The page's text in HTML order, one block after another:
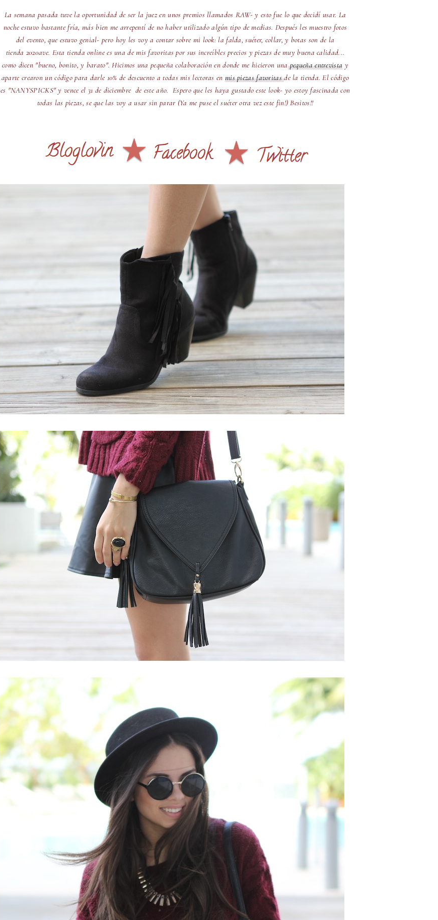
La semana pasada tuve la oportunidad de ser la juez en unos premios llamados RAW- y esto fue lo que decidí usar. La
noche estuvo bastante fría, más bien me arrepentí de no haber utilizado algún tipo de medias. Después les muestro fotos
del evento, que estuvo genial- pero hoy les voy a contar sobre mi look: la falda, suéter, collar, y botas son de la
tienda 2020ave. Esta tienda online es una de mis favoritas por sus increíbles precios y piezas de muy buena calidad...
como dicen "bueno, bonito, y barato". Hicimos una pequeña colaboración en donde me hicieron unapequeña entrevista y
aparte crearon un código para darle 10% de descuento a todas mis lectoras en mis piezas favoritasde la tienda. El código
es "NANYSPICKS" y vence el 31 de diciembre de este año. Espero que les haya gustado este look- yo estoy fascinada con
todas las piezas, se que las voy a usar sin parar (Ya me puse el suéter otra vez este fin!) Besitos!!